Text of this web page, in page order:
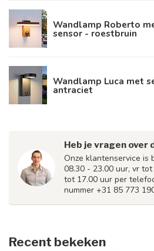
Wandlamp Roberto
sensor - roestbruin
Wandlamp Luca met
antraciet
Heb je vragen over
Onze klantenservice is
08.30 - 23.00 uur, vr
tot 17.00 uur per
nummer +31 85 773
Recent bekeken